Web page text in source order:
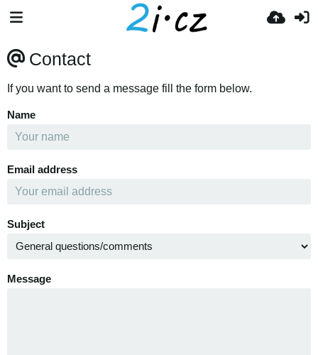
Contact
If you want to send a message fill the form below.
Name
Email address
Subject
Message